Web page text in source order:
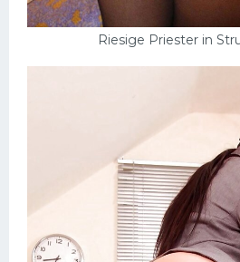
Riesige Priester in